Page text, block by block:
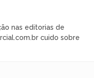
nas editorias de
cuido sobre